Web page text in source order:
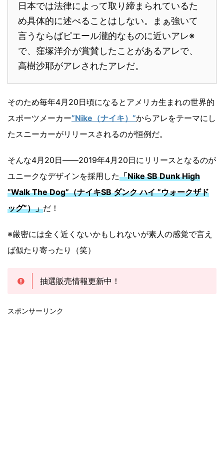
日本では法律によって取り締まられているた
め具体的に述べることはしない。まぁ強いて
言うならばピエール瀧的なものに近いアレ※
で、窪塚洋介が賞賛したことがあるアレで、
高樹沙耶がアレされたアレだ。
そのため毎年4月20日頃になるとアメリカ生まれの世界的
スポーツメーカー”Nike（ナイキ）”からアレをテーマにし
たスニーカーがリリースされるのが恒例だ。
そんな4月20日――2019年4月20日にリリースとなるのが
ユニークなデザインを採用した「Nike SB Dunk High
”Walk The Dog”（ナイキSB ダンク ハイ ”ウォークザド
ッグ”）」だ！
※厳密には全く近くないかもしれないが素人の感覚で言え
ば似たり寄ったり（笑）
抽選販売情報更新中！
スポンサーリンク